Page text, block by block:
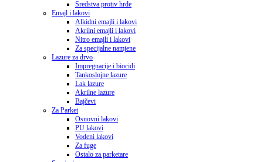
Sredstva protiv hrđe
Emajl i lakovi
Alkidni emajli i lakovi
Akrilni emajli i lakovi
Nitro emajli i lakovi
Za specijalne namjene
Lazure za drvo
Impregnacije i biocidi
Tankoslojne lazure
Lak lazure
Akrilne lazure
Bajčevi
Za Parket
Osnovni lakovi
PU lakovi
Vodeni lakovi
Za fuge
Ostalo za parketare